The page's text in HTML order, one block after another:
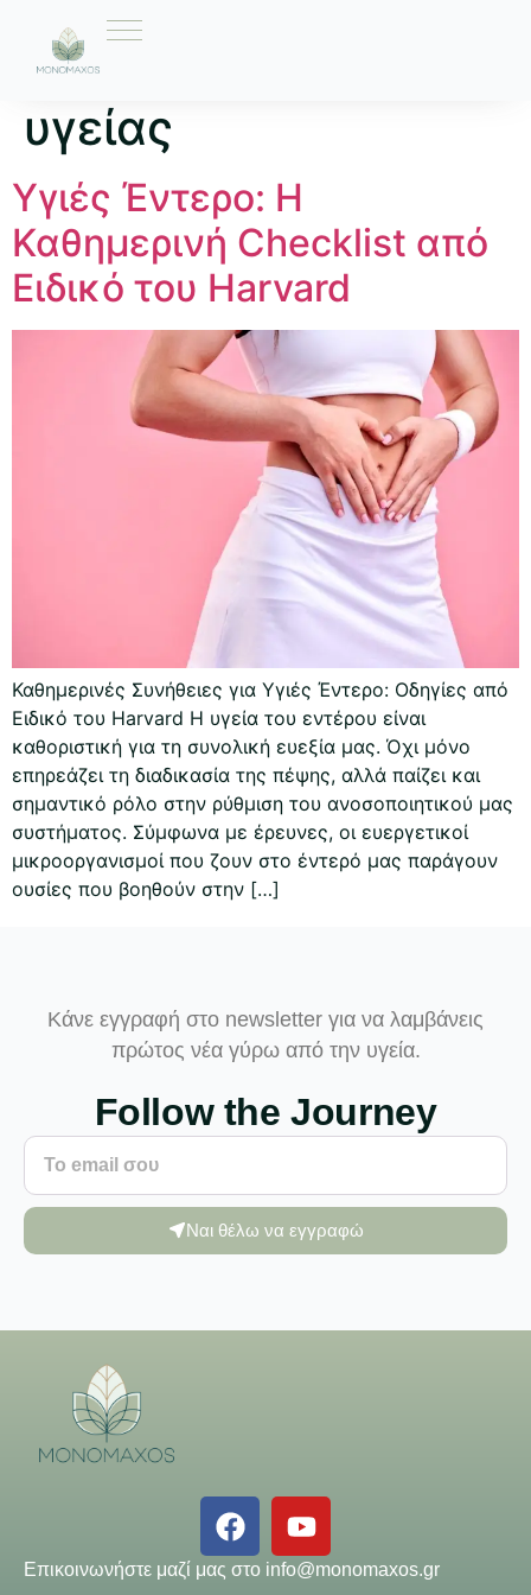
Ετικέτα:
υγείας
Υγιές Έντερο: Η
Καθημερινή Checklist από
Ειδικό του Harvard
Καθημερινές Συνήθειες για Υγιές Έντερο: Οδηγίες από
Ειδικό του Harvard Η υγεία του εντέρου είναι
καθοριστική για τη συνολική ευεξία μας. Όχι μόνο
επηρεάζει τη διαδικασία της πέψης, αλλά παίζει και
σημαντικό ρόλο στην ρύθμιση του ανοσοποιητικού μας
συστήματος. Σύμφωνα με έρευνες, οι ευεργετικοί
μικροοργανισμοί που ζουν στο έντερό μας παράγουν
ουσίες που βοηθούν στην […]
Κάνε εγγραφή στο newsletter για να λαμβάνεις
πρώτος νέα γύρω από την υγεία.
Follow the Journey
Ναι θέλω να εγγραφώ
Επικοινωνήστε μαζί μας στο info@monomaxos.gr